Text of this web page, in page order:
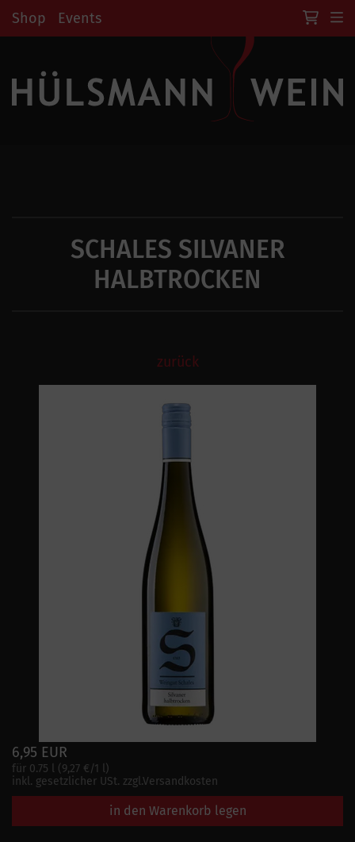
Shop Events
SCHALES SILVANER
HALBTROCKEN
zurück
6,95 EUR
für 0.75 l (9,27 €/1 l)
inkl. gesetzlicher USt. zzgl.Versandkosten
in den Warenkorb legen